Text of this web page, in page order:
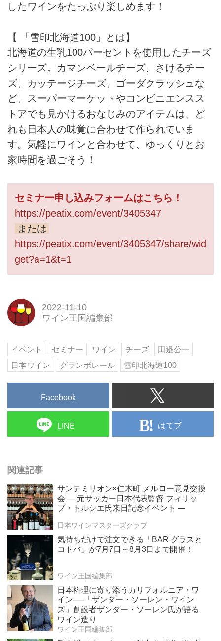
したワインをたっぷり楽しめます！
【 「雪印北海道100」とは】
北海道の生乳100パーセントを使用したチーズ
シリーズ。カマンベールチーズ、さけるチー
ズ、カッテージチーズ、ゴーダクラッシュな
ど、スーパーマーケットやコンビニエンスス
トアでも見かけるおなじみのアイテムは、ど
れも日本人の味覚に合わせて作られていま
す。気軽にワインと合わせて、ゆっくりとお
家時間を過ごそう！
セミナー申し込みフォームはこちら！
https://peatix.com/event/3405347
または
https://peatix.com/event/3405347/share/wid
get?a=1&t=1
2022-11-10
ワイン王国編集部
イベント セミナー ワイン チーズ
田邉公一
日本ワイン
グランポレール 雪印北海道100
Facebook
LINE はてブ
関連記事
サンテミリオン×仁木町 メルロー意見交換
会 ― 元サッカー日本代表監督 フィリッ
プ・トルシエ氏来日記念イベント ―
日本ワインマスターズクラブ
気持ちだけで注文できる「BAR グラスと
コトバ」が7月7日～8月3日まで開催！
ワイン王国編集部
日本料理に寄り添うカリフォルニア・ワ
イン──「ザンダー・ソーレン・ワイン
ズ」創設者ザンダー・ソーレン氏が語る
ワイン造り
ワイン王国編集部